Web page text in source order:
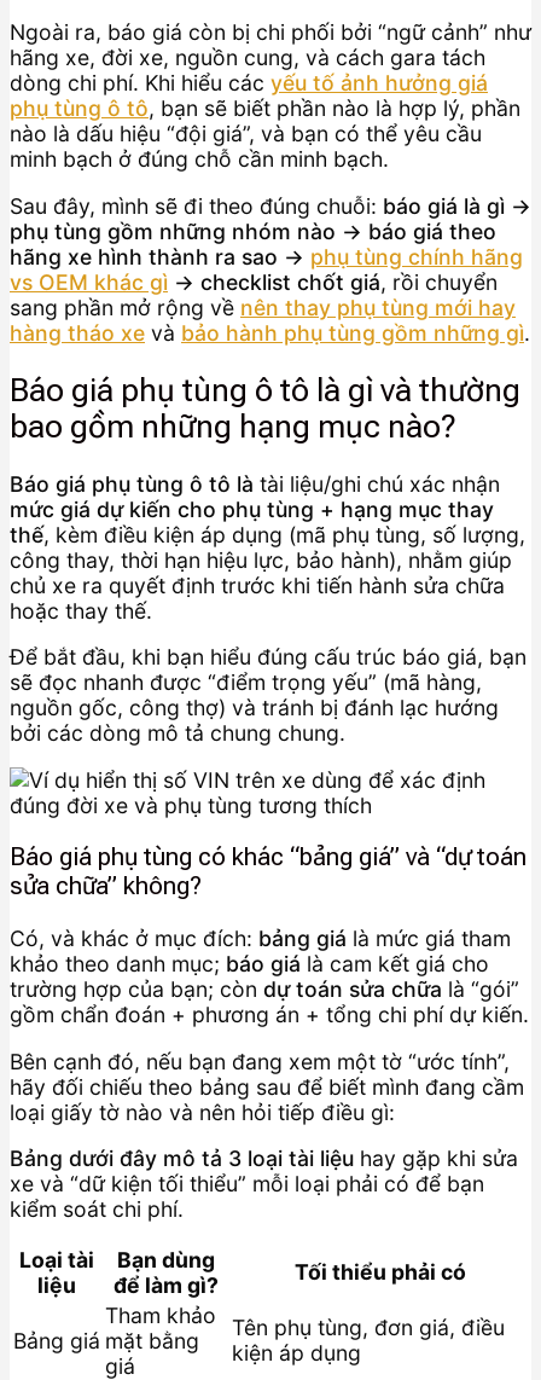
Ngoài ra, báo giá còn bị chi phối bởi “ngữ cảnh” như
hãng xe, đời xe, nguồn cung, và cách gara tách
dòng chi phí. Khi hiểu các yếu tố ảnh hưởng giá
phụ tùng ô tô, bạn sẽ biết phần nào là hợp lý, phần
nào là dấu hiệu “đội giá”, và bạn có thể yêu cầu
minh bạch ở đúng chỗ cần minh bạch.
Sau đây, mình sẽ đi theo đúng chuỗi: báo giá là gì →
phụ tùng gồm những nhóm nào → báo giá theo
hãng xe hình thành ra sao → phụ tùng chính hãng
vs OEM khác gì → checklist chốt giá, rồi chuyển
sang phần mở rộng về nên thay phụ tùng mới hay
hàng tháo xe và bảo hành phụ tùng gồm những gì.
Báo giá phụ tùng ô tô là gì và thường
bao gồm những hạng mục nào?
Báo giá phụ tùng ô tô là tài liệu/ghi chú xác nhận
mức giá dự kiến cho phụ tùng + hạng mục thay
thế, kèm điều kiện áp dụng (mã phụ tùng, số lượng,
công thay, thời hạn hiệu lực, bảo hành), nhằm giúp
chủ xe ra quyết định trước khi tiến hành sửa chữa
hoặc thay thế.
Để bắt đầu, khi bạn hiểu đúng cấu trúc báo giá, bạn
sẽ đọc nhanh được “điểm trọng yếu” (mã hàng,
nguồn gốc, công thợ) và tránh bị đánh lạc hướng
bởi các dòng mô tả chung chung.
Báo giá phụ tùng có khác “bảng giá” và “dự toán
sửa chữa” không?
Có, và khác ở mục đích: bảng giá là mức giá tham
khảo theo danh mục; báo giá là cam kết giá cho
trường hợp của bạn; còn dự toán sửa chữa là “gói”
gồm chẩn đoán + phương án + tổng chi phí dự kiến.
Bên cạnh đó, nếu bạn đang xem một tờ “ước tính”,
hãy đối chiếu theo bảng sau để biết mình đang cầm
loại giấy tờ nào và nên hỏi tiếp điều gì:
Bảng dưới đây mô tả 3 loại tài liệu hay gặp khi sửa
xe và “dữ kiện tối thiểu” mỗi loại phải có để bạn
kiểm soát chi phí.
Loại tài
liệu
Bạn dùng
để làm gì?
Tối thiểu phải có
Bảng giá
Tham khảo
mặt bằng
giá
Tên phụ tùng, đơn giá, điều
kiện áp dụng